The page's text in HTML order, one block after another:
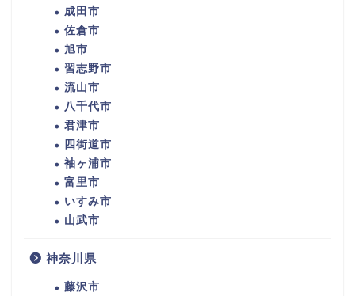
成田市
佐倉市
旭市
習志野市
流山市
八千代市
君津市
四街道市
袖ヶ浦市
富里市
いすみ市
山武市
神奈川県
藤沢市